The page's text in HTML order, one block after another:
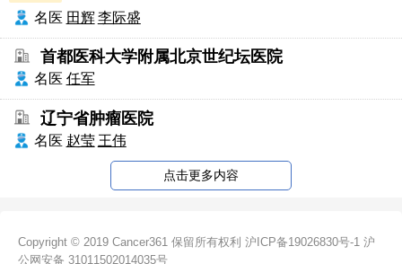
名医 田辉 李际盛
首都医科大学附属北京世纪坛医院
名医 任军
辽宁省肿瘤医院
名医 赵莹 王伟
点击更多内容
Copyright © 2019 Cancer361 保留所有权利 沪ICP备19026830号-1 沪
公网安备 31011502014035号